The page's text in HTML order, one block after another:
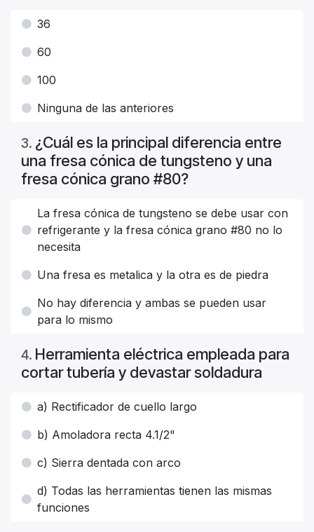
36
60
100
Ninguna de las anteriores
3. ¿Cuál es la principal diferencia entre
una fresa cónica de tungsteno y una
fresa cónica grano #80?
La fresa cónica de tungsteno se debe usar con
refrigerante y la fresa cónica grano #80 no lo
necesita
Una fresa es metalica y la otra es de piedra
No hay diferencia y ambas se pueden usar
para lo mismo
4. Herramienta eléctrica empleada para
cortar tubería y devastar soldadura
a) Rectificador de cuello largo
b) Amoladora recta 4.1/2"
c) Sierra dentada con arco
d) Todas las herramientas tienen las mismas
funciones